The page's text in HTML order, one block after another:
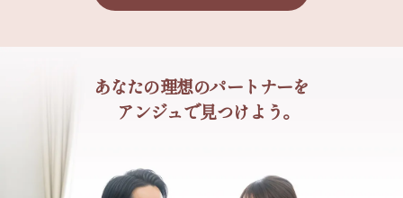
あなたの理想のパートナーを
アンジュで見つけよう。